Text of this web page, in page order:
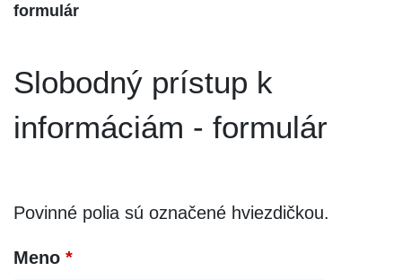
formulár
Slobodný prístup k
informáciám - formulár
Povinné polia sú označené hviezdičkou.
Meno *